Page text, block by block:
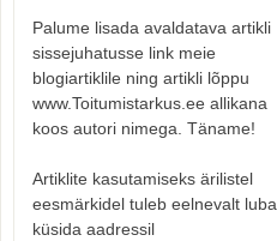
Palume lisada avaldatava artikli
sissejuhatusse link meie
blogiartiklile ning artikli lõppu
www.Toitumistarkus.ee allikana
koos autori nimega. Täname!
Artiklite kasutamiseks ärilistel
eesmärkidel tuleb eelnevalt luba
küsida aadressil